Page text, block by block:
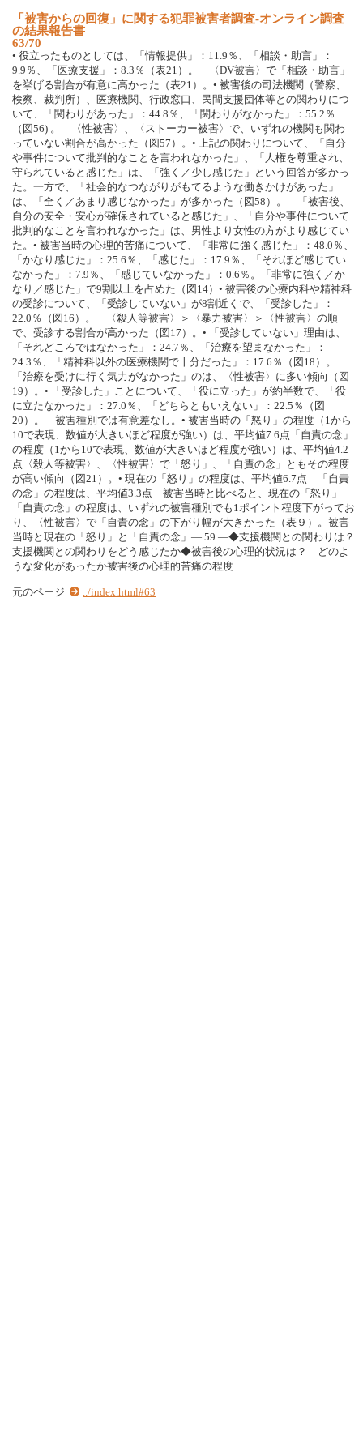
「被害からの回復」に関する犯罪被害者調査-オンライン調査
の結果報告書
63/70
• 役立ったものとしては、「情報提供」：11.9％、「相談・助言」：
9.9％、「医療支援」：8.3％（表21）。 〈DV被害〉で「相談・助言」
を挙げる割合が有意に高かった（表21）。• 被害後の司法機関（警察、
検察、裁判所）、医療機関、行政窓口、民間支援団体等との関わりにつ
いて、「関わりがあった」：44.8％、「関わりがなかった」：55.2％
（図56) 。 〈性被害〉、〈ストーカー被害〉で、いずれの機関も関わ
っていない割合が高かった（図57）。• 上記の関わりについて、「自分
や事件について批判的なことを言われなかった」、「人権を尊重され、
守られていると感じた」は、「強く／少し感じた」という回答が多かっ
た。一方で、「社会的なつながりがもてるような働きかけがあった」
は、「全く／あまり感じなかった」が多かった（図58）。 「被害後、
自分の安全・安心が確保されていると感じた」、「自分や事件について
批判的なことを言われなかった」は、男性より女性の方がより感じてい
た。• 被害当時の心理的苦痛について、「非常に強く感じた」：48.0％、
「かなり感じた」：25.6％、「感じた」：17.9％、「それほど感じてい
なかった」：7.9％、「感じていなかった」：0.6％。「非常に強く／か
なり／感じた」で9割以上を占めた（図14）• 被害後の心療内科や精神科
の受診について、「受診していない」が8割近くで、「受診した」：
22.0％（図16）。 〈殺人等被害〉＞〈暴力被害〉＞〈性被害〉の順
で、受診する割合が高かった（図17）。• 「受診していない」理由は、
「それどころではなかった」：24.7％、「治療を望まなかった」：
24.3％、「精神科以外の医療機関で十分だった」：17.6％（図18）。
「治療を受けに行く気力がなかった」のは、〈性被害〉に多い傾向（図
19）。• 「受診した」ことについて、「役に立った」が約半数で、「役
に立たなかった」：27.0％、「どちらともいえない」：22.5％（図
20）。 被害種別では有意差なし。• 被害当時の「怒り」の程度（1から
10で表現、数値が大きいほど程度が強い）は、平均値7.6点「自責の念」
の程度（1から10で表現、数値が大きいほど程度が強い）は、平均値4.2
点〈殺人等被害〉、〈性被害〉で「怒り」、「自責の念」ともその程度
が高い傾向（図21）。• 現在の「怒り」の程度は、平均値6.7点 「自責
の念」の程度は、平均値3.3点 被害当時と比べると、現在の「怒り」
「自責の念」の程度は、いずれの被害種別でも1ポイント程度下がってお
り、〈性被害〉で「自責の念」の下がり幅が大きかった（表９）。被害
当時と現在の「怒り」と「自責の念」― 59 ―◆支援機関との関わりは？
支援機関との関わりをどう感じたか◆被害後の心理的状況は？ どのよ
うな変化があったか被害後の心理的苦痛の程度
元のページ ../index.html#63